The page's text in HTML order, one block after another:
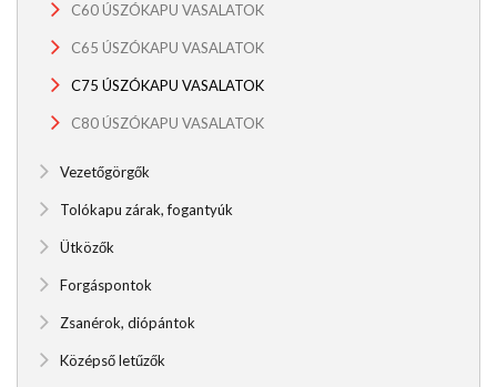
C60 ÚSZÓKAPU VASALATOK
C65 ÚSZÓKAPU VASALATOK
C75 ÚSZÓKAPU VASALATOK
C80 ÚSZÓKAPU VASALATOK
Vezetőgörgők
Tolókapu zárak, fogantyúk
Ütközők
Forgáspontok
Zsanérok, diópántok
Középső letűzők